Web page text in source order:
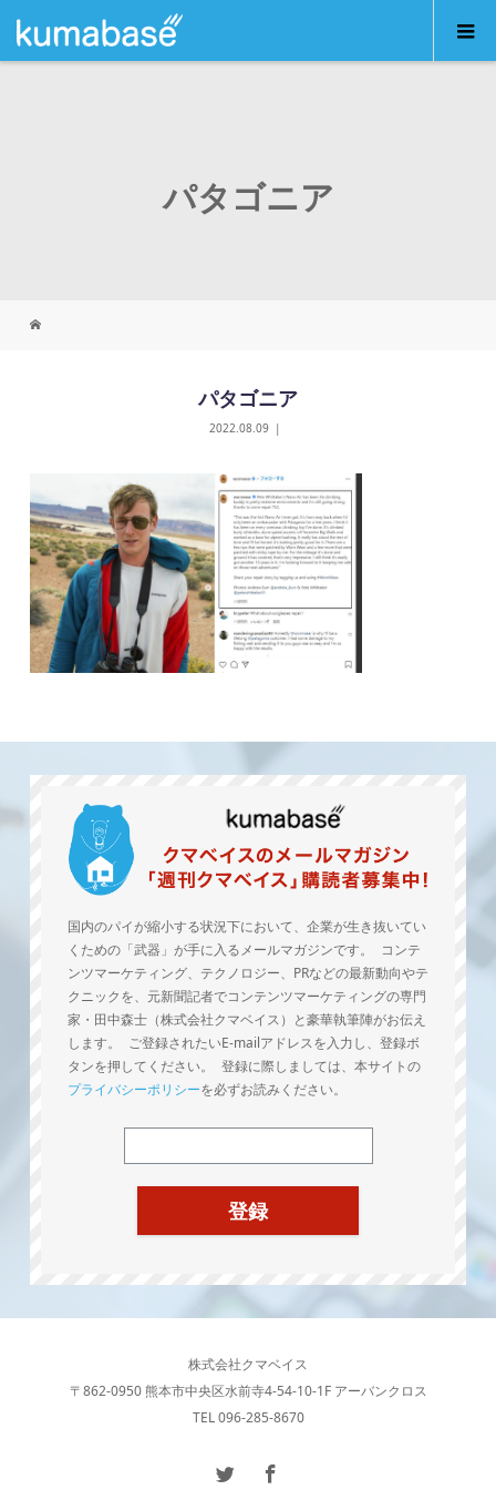
パタゴニア
パタゴニア
2022.08.09
国内のパイが縮小する状況下において、企業が生き抜いてい
くための「武器」が手に入るメールマガジンです。 コンテ
ンツマーケティング、テクノロジー、PRなどの最新動向やテ
クニックを、元新聞記者でコンテンツマーケティングの専門
家・田中森士（株式会社クマベイス）と豪華執筆陣がお伝え
します。 ご登録されたいE-mailアドレスを入力し、登録ボ
タンを押してください。 登録に際しましては、本サイトの
プライバシーポリシーを必ずお読みください。
株式会社クマベイス
〒862-0950 熊本市中央区水前寺4-54-10-1F アーバンクロス
TEL 096-285-8670